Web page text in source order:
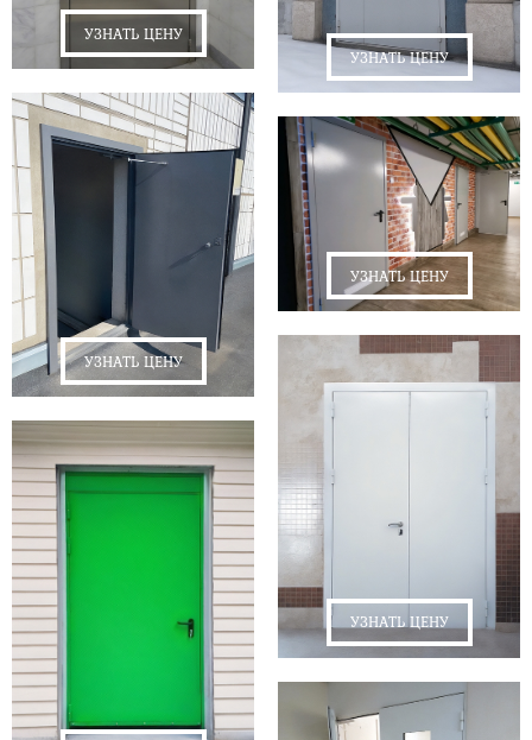
УЗНАТЬ ЦЕНУ
УЗНАТЬ ЦЕНУ
УЗНАТЬ ЦЕНУ
УЗНАТЬ ЦЕНУ
УЗНАТЬ ЦЕНУ